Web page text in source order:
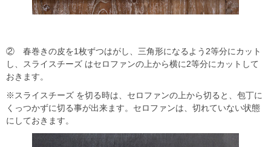
② 春巻きの皮を1枚ずつはがし、三角形になるよう2等分にカット
し、スライスチーズ はセロファンの上から横に2等分にカットして
おきます。
※スライスチーズ を切る時は、セロファンの上から切ると、包丁に
くっつかずに切る事が出来ます。セロファンは、切れていない状態
にしておきます。